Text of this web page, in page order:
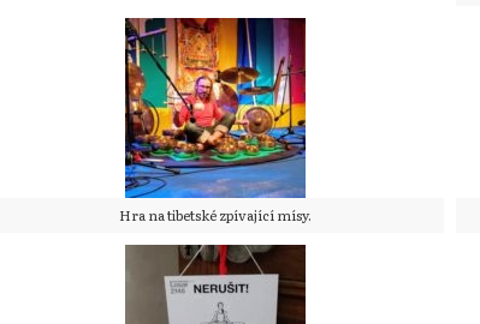
Hra na tibetské zpívající mísy.